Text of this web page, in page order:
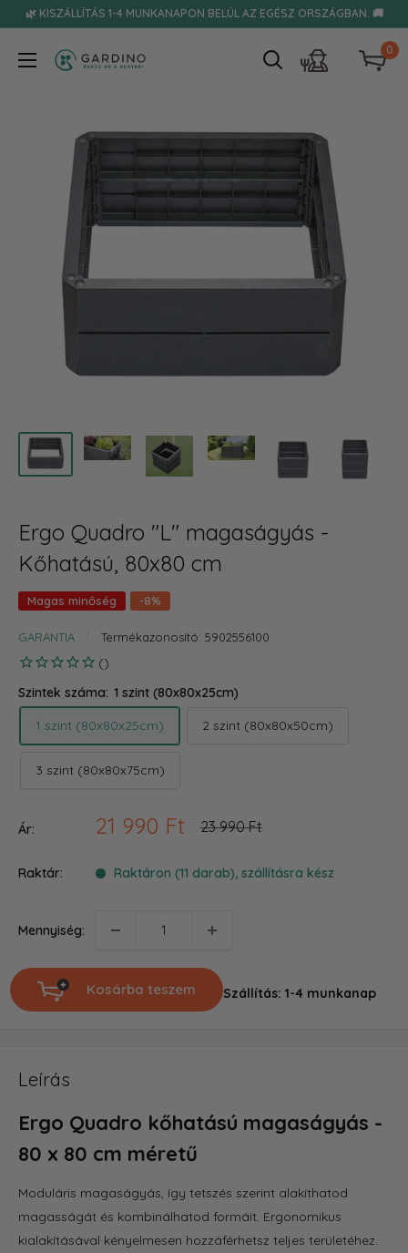
Tovább🌿 KISZÁLLÍTÁS 1-4 MUNKANAPON BELÜL AZ EGÉSZ ORSZÁGBAN. 🚚
Gardino
0
Ergo Quadro "L" magaságyás -
Kőhatású, 80x80 cm
Magas minőség -8%
GARANTIA Termékazonosító: 5902556100
Szintek száma: 1 szint (80x80x25cm)
1 szint (80x80x25cm)
2 szint (80x80x50cm)
3 szint (80x80x75cm)
Ár:
Akciós
21 990 Ft Ár
23 990 Ft
Raktár: Raktáron (11 darab), szállításra kész
Mennyiség:
Kosárba teszem Szállítás: 1-4 munkanap
Leírás
Ergo Quadro kőhatású magaságyás -
80 x 80 cm méretű
Moduláris magaságyás, így tetszés szerint alakíthatod
magasságát és kombinálhatod formáit. Ergonomikus
kialakításával kényelmesen hozzáférhetsz teljes területéhez.